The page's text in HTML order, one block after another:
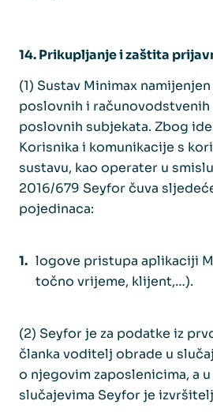
14. Prikupljanje i zaštita
(1) Sustav Minimax
poslovnih i računovodstvenih
poslovnih subjekata. Zbog
Korisnika i komunikacije s
sustavu, kao operater u
2016/679 Seyfor čuva
pojedinaca:
logove pristupa aplikaciji
točno vrijeme, klijent,…).
(2) Seyfor je za podatke iz
članka voditelj obrade u
o njegovim zaposlenicima, a
slučajevima Seyfor je